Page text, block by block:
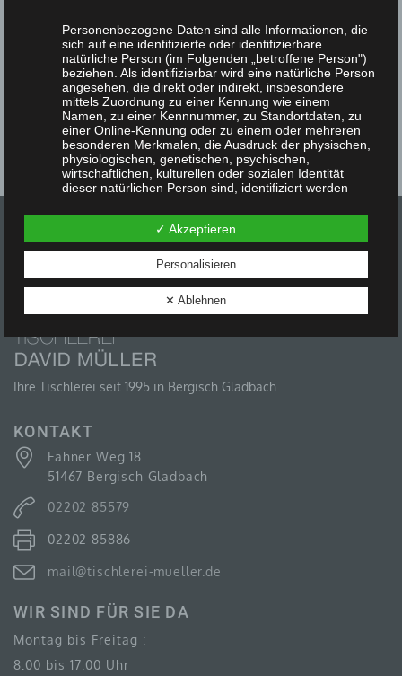
Ihre Tischlerei seit 1995 in Bergisch Gladbach.
KONTAKT
Fahner Weg 18
51467 Bergisch Gladbach
02202 85579
02202 85886
mail@tischlerei-mueller.de
WIR SIND FÜR SIE DA
Montag bis Freitag :
8:00 bis 17:00 Uhr
Personenbezogene Daten sind alle Informationen, die
sich auf eine identifizierte oder identifizierbare
natürliche Person (im Folgenden „betroffene Person")
beziehen. Als identifizierbar wird eine natürliche Person
angesehen, die direkt oder indirekt, insbesondere
mittels Zuordnung zu einer Kennung wie einem
Namen, zu einer Kennnummer, zu Standortdaten, zu
einer Online-Kennung oder zu einem oder mehreren
besonderen Merkmalen, die Ausdruck der physischen,
physiologischen, genetischen, psychischen,
wirtschaftlichen, kulturellen oder sozialen Identität
dieser natürlichen Person sind, identifiziert werden
B) BETROFFENE PERSON
identifizierbare natürliche Person, deren
personenbezogene Daten von dem für die
Verarbeitung Verantwortlichen verarbeitet werden.
C) VERARBEITUNG
automatisierter Verfahren ausgeführte Vorgang oder
personenbezogenen Daten wie das Erheben, das
Speicherung, die Anpassung oder Veränderung, das
andere Form der Bereitstellung, den Abgleich oder die
die Vernichtung.
✓ Akzeptieren
Personalisieren
✕ Ablehnen